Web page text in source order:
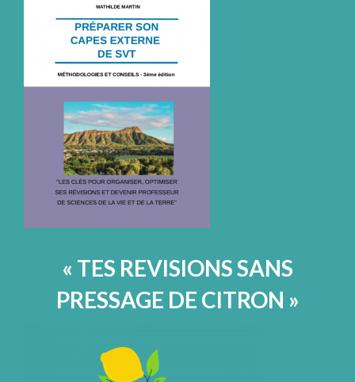
« TES REVISIONS SANS
PRESSAGE DE CITRON »